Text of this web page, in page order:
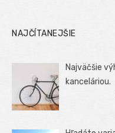
NAJČÍTANEJŠIE
Najväčšie
kanceláriou.